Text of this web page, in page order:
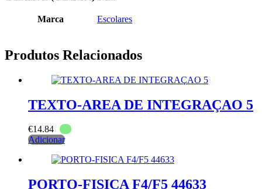
Marca Escolares
Produtos Relacionados
TEXTO-AREA DE INTEGRAÇAO 5
€14.84
Adicionar
PORTO-FISICA F4/F5 44633